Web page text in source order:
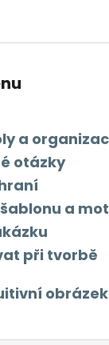
a
otázky
a
při tvorbě
obrázek